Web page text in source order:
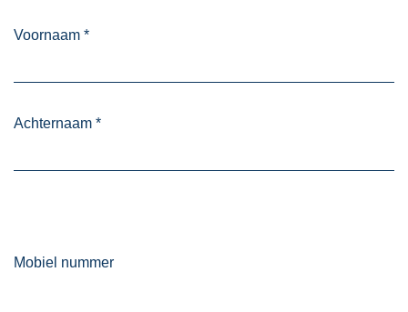
Voornaam *
Achternaam *
Mobiel nummer